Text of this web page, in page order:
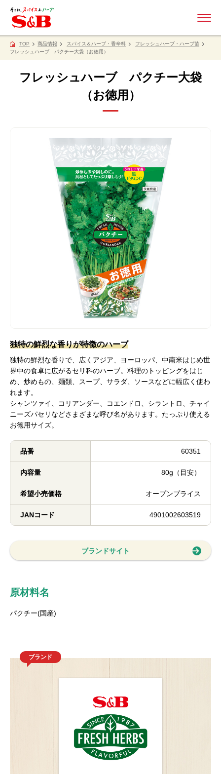
TOP 商品情報 スパイス＆ハーブ・香辛料
フレッシュハーブ・ハーブ苗
フレッシュハーブ パクチー大袋（お徳用）
フレッシュハーブ パクチー大袋
（お徳用）
独特の鮮烈な香りが特徴のハーブ
独特の鮮烈な香りで、広くアジア、ヨーロッパ、中南米はじめ世
界中の食卓に広がるセリ科のハーブ。料理のトッピングをはじ
め、炒めもの、麺類、スープ、サラダ、ソースなどに幅広く使わ
れます。
シャンツァイ、コリアンダー、コエンドロ、シラントロ、チャイ
ニーズパセリなどさまざまな呼び名があります。たっぷり使える
お徳用サイズ。
品番 60351
内容量 80g（目安）
希望小売価格 オープンプライス
JANコード 4901002603519
ブランドサイト
原材料名
パクチー(国産)
ブランド